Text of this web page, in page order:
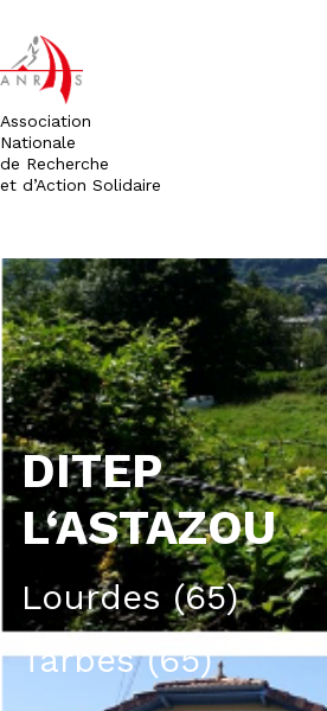
Aller
au
contenu
Association
Nationale
de Recherche
et d’Action Solidaire
DITEP
L‘ASTAZOU
Lourdes (65)
Tarbes (65)